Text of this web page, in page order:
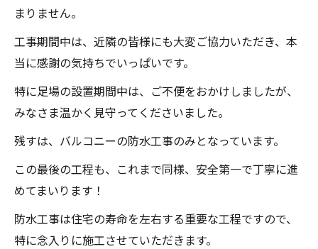
まりません。
工事期間中は、近隣の皆様にも大変ご協力いただき、本
当に感謝の気持ちでいっぱいです。
特に足場の設置期間中は、ご不便をおかけしましたが、
みなさま温かく見守ってくださいました。
残すは、バルコニーの防水工事のみとなっています。
この最後の工程も、これまで同様、安全第一で丁寧に進
めてまいります！
防水工事は住宅の寿命を左右する重要な工程ですので、
特に念入りに施工させていただきます。